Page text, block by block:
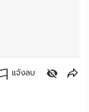
แจ้งลบ